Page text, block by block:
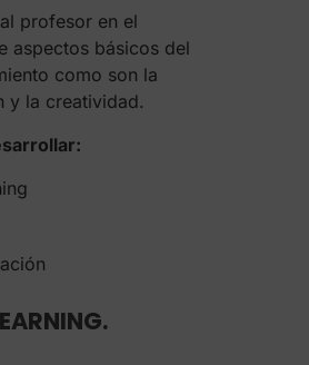
profesor en el
aspectos básicos del
como son la
y la creatividad.